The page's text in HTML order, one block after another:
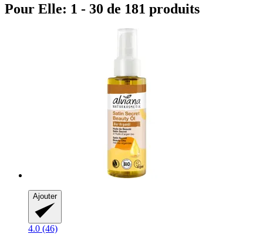
Pour Elle: 1 - 30 de 181 produits
Ajouter
4.0 (46)